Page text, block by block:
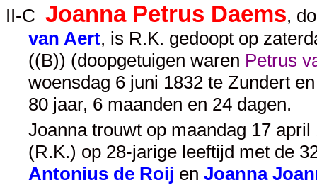
II-C Joanna Petrus Daems,
van Aert, is R.K. gedoopt op
((B)) (doopgetuigen waren Petrus
woensdag 6 juni 1832 te Zundert
80 jaar, 6 maanden en 24 dagen.
Joanna trouwt op maandag 17
(R.K.) op 28-jarige leeftijd met de
Antonius de Roij en Joanna